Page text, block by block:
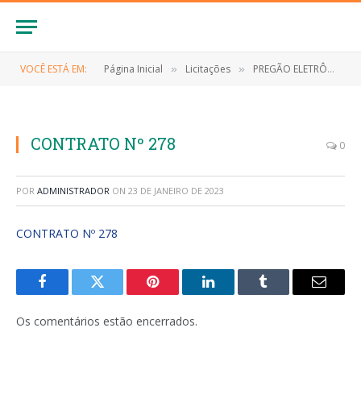
VOCÊ ESTÁ EM: Página Inicial » Licitações » PREGÃO ELETRÔNICO Nº 029/2022 (Eventual contratação de empresa especializada para fornecimento de material de expediente de interesse da Secretaria Municipal de Educação do Município de Anapurus/MA)
CONTRATO Nº 278 0
POR ADMINISTRADOR ON 23 DE JANEIRO DE 2023
CONTRATO Nº 278
FacebookTwitter Pinterest LinkedInTumblr
E-
Os comentários estão encerrados.